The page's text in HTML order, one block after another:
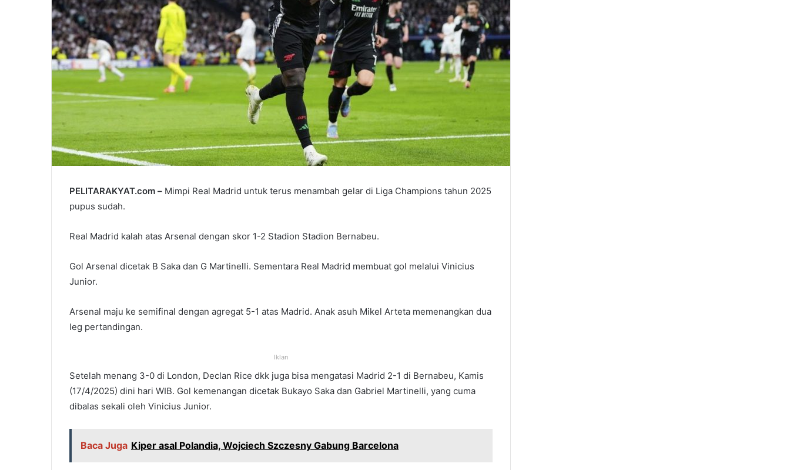
PELITARAKYAT.com – Mimpi Real Madrid untuk terus menambah gelar di Liga Champions tahun 2025
pupus sudah.
Real Madrid kalah atas Arsenal dengan skor 1-2 Stadion Stadion Bernabeu.
Gol Arsenal dicetak B Saka dan G Martinelli. Sementara Real Madrid membuat gol melalui Vinicius
Junior.
Arsenal maju ke semifinal dengan agregat 5-1 atas Madrid. Anak asuh Mikel Arteta memenangkan dua
leg pertandingan.
Iklan
Setelah menang 3-0 di London, Declan Rice dkk juga bisa mengatasi Madrid 2-1 di Bernabeu, Kamis
(17/4/2025) dini hari WIB. Gol kemenangan dicetak Bukayo Saka dan Gabriel Martinelli, yang cuma
dibalas sekali oleh Vinicius Junior.
Baca Juga Kiper asal Polandia, Wojciech Szczesny Gabung Barcelona